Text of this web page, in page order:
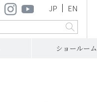
JP EN
ショールーム